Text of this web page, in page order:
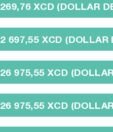
269,76 XCD (DOLLAR
2 697,55 XCD (DOLLAR
26 975,55 XCD
26 975,55 XCD